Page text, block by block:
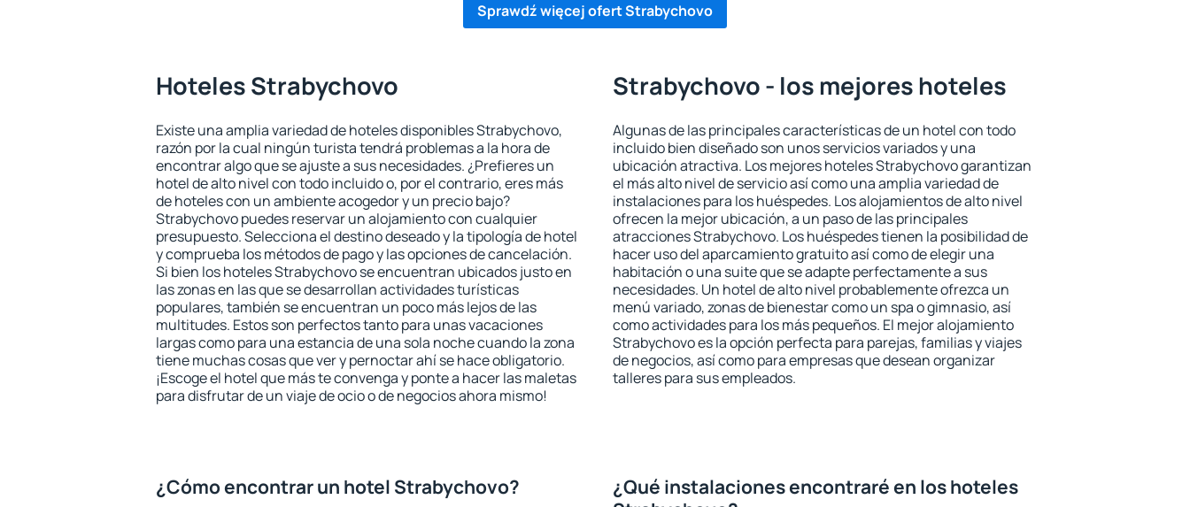
Sprawdź więcej ofert Strabychovo
Hoteles Strabychovo
Existe una amplia variedad de hoteles disponibles Strabychovo,
razón por la cual ningún turista tendrá problemas a la hora de
encontrar algo que se ajuste a sus necesidades. ¿Prefieres un
hotel de alto nivel con todo incluido o, por el contrario, eres más
de hoteles con un ambiente acogedor y un precio bajo?
Strabychovo puedes reservar un alojamiento con cualquier
presupuesto. Selecciona el destino deseado y la tipología de hotel
y comprueba los métodos de pago y las opciones de cancelación.
Si bien los hoteles Strabychovo se encuentran ubicados justo en
las zonas en las que se desarrollan actividades turísticas
populares, también se encuentran un poco más lejos de las
multitudes. Estos son perfectos tanto para unas vacaciones
largas como para una estancia de una sola noche cuando la zona
tiene muchas cosas que ver y pernoctar ahí se hace obligatorio.
¡Escoge el hotel que más te convenga y ponte a hacer las maletas
para disfrutar de un viaje de ocio o de negocios ahora mismo!
Strabychovo - los mejores hoteles
Algunas de las principales características de un hotel con todo
incluido bien diseñado son unos servicios variados y una
ubicación atractiva. Los mejores hoteles Strabychovo garantizan
el más alto nivel de servicio así como una amplia variedad de
instalaciones para los huéspedes. Los alojamientos de alto nivel
ofrecen la mejor ubicación, a un paso de las principales
atracciones Strabychovo. Los huéspedes tienen la posibilidad de
hacer uso del aparcamiento gratuito así como de elegir una
habitación o una suite que se adapte perfectamente a sus
necesidades. Un hotel de alto nivel probablemente ofrezca un
menú variado, zonas de bienestar como un spa o gimnasio, así
como actividades para los más pequeños. El mejor alojamiento
Strabychovo es la opción perfecta para parejas, familias y viajes
de negocios, así como para empresas que desean organizar
talleres para sus empleados.
¿Cómo encontrar un hotel Strabychovo?
¿Qué instalaciones encontraré en los hoteles